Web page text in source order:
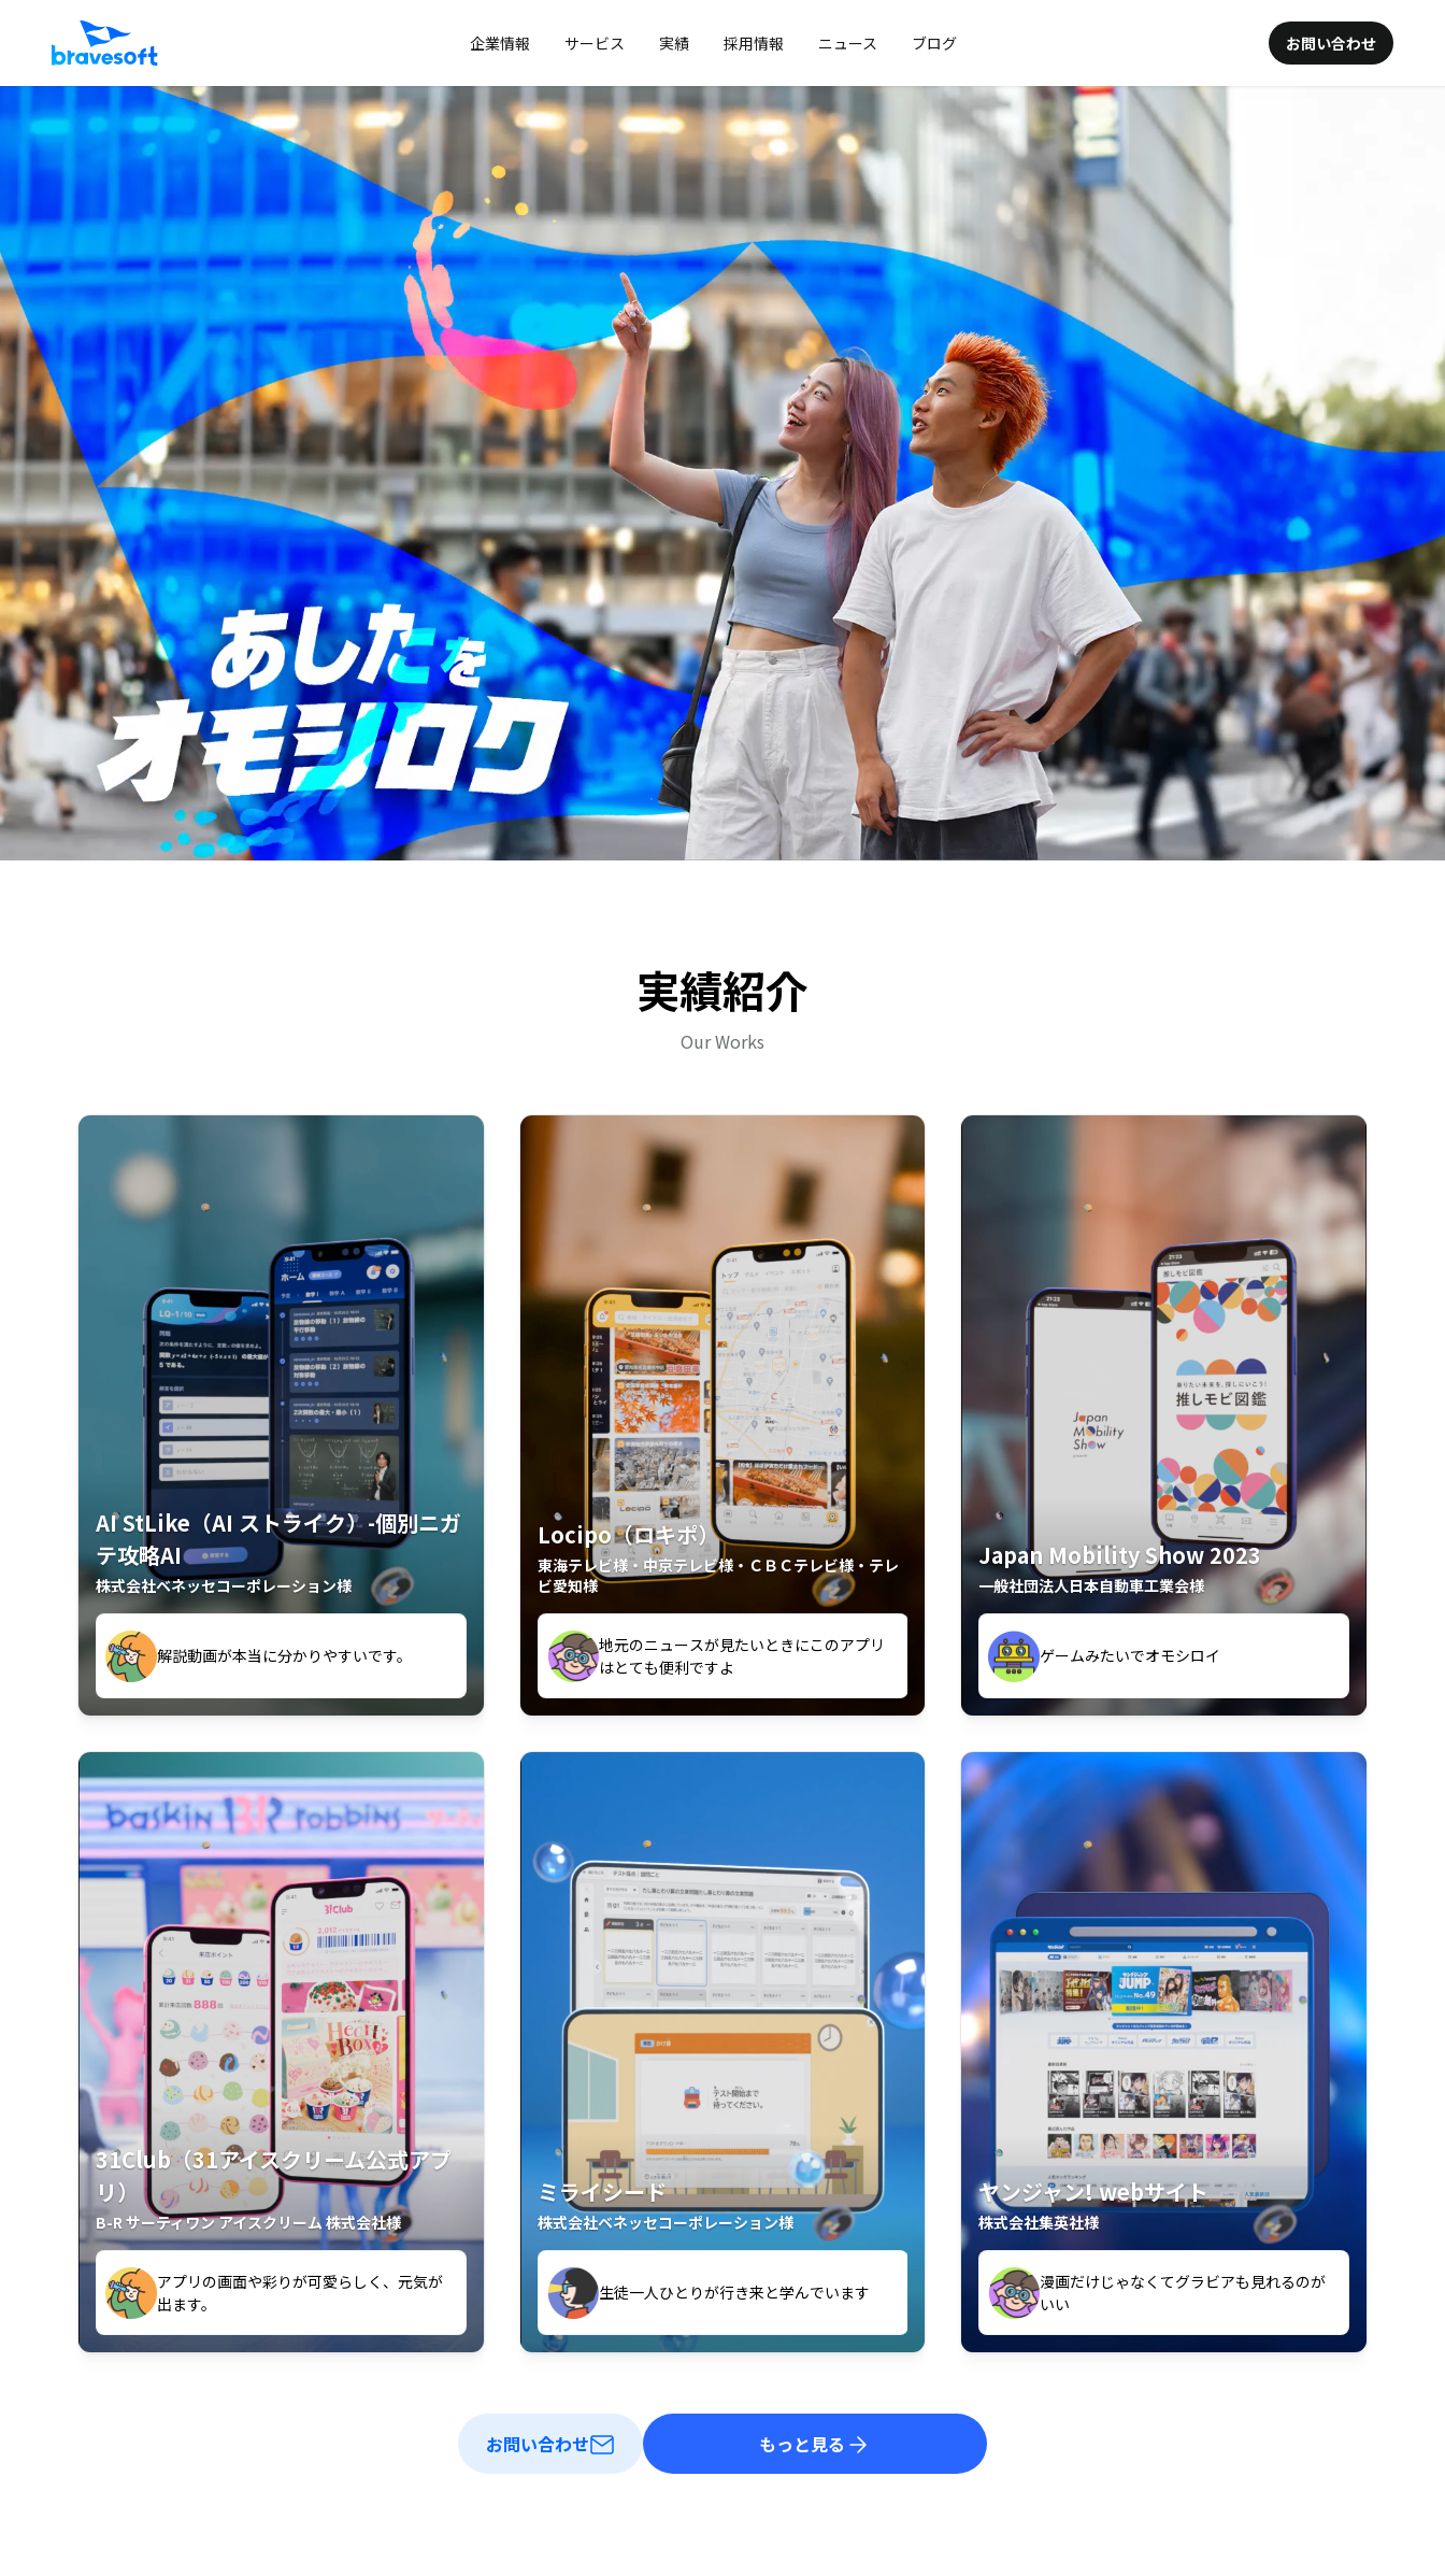
企業情報 サービス 実績 採用情報 ニュース ブログ お問い合わせ
実績紹介
Our Works
AI StLike（AI ストライク）-個別ニガ
テ攻略AI
株式会社ベネッセコーポレーション様
古文漢文を主に使わせていただいている
が、復習するのに非常に役立っている。
解説動画が本当に分かりやすいです。
Locipo（ロキポ）
東海テレビ様・中京テレビ様・ＣＢＣテレビ様・テレ
ビ愛知様
中京テレビのおもしろ番組が視聴可能地域
外からも見れるの嬉しいポイント
いつも利用させていただいております！
Japan Mobility Show 2023
一般社団法人日本自動車工業会様
夢中で推しモビを探してビッグサイトで6時
間も滞在してしまった
久々のモーターショーがアプリでもっと楽
しめました
31Club（31アイスクリーム公式アプ
リ）
B-R サーティワン アイスクリーム 株式会社様
アプリの画面や彩りが可愛らしく、元気が
出ます。
クラスごとに特典があるようなので使うの
が楽しいです。
ミライシード
株式会社ベネッセコーポレーション様
生徒一人ひとりが行き来と学んでいます
い」「解くことが楽しい」を実感していま
ヤンジャン! webサイト
株式会社集英社様
漫画だけじゃなくてグラビアも見れるのが
いい
紙の雑誌買うより安くて助かる
お問い合わせ もっと見る